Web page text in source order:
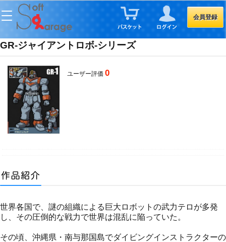
会員登録
GR-ジャイアントロボ-シリーズ
ユーザー評価0
世界各国で、謎の組織による巨大ロボットの武力テロが多発
し、その圧倒的な戦力で世界は混乱に陥っていた。
その頃、沖縄県・南与那国島でダイビングインストラクターの